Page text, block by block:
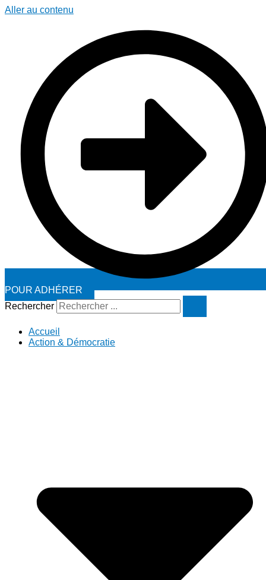
Aller au contenu
POUR ADHÉRER
Rechercher
Accueil
Action & Démocratie